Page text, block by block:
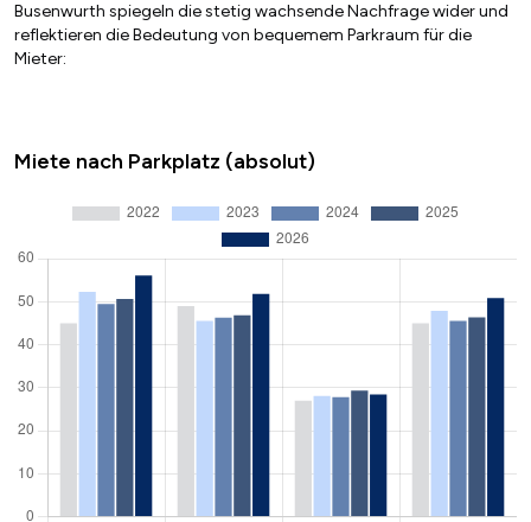
Busenwurth spiegeln die stetig wachsende Nachfrage wider und
reflektieren die Bedeutung von bequemem Parkraum für die
Mieter:
Miete nach Parkplatz (absolut)